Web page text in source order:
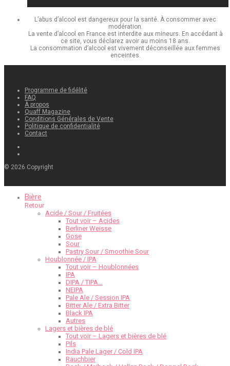
L’abus d’alcool est dangereux pour la santé. À consommer avec
modération.
La vente d’alcool en France est interdite aux mineurs. En accédant à
ce site, vous déclarez avoir au moins 18 ans.
La consommation d’alcool est vivement déconseillée aux femmes
enceintes.
Programme de fidélité
FAQ
À propos
Quaff Magazine
Conditions Générales de Vente
Politique de confidentialité
Contact
© 2026 Copyright
Bière
Retour
Acide / Sour / Fruitées
Tout voir – Acides
Berliner Weisse
Gose
Sour
Pastry Sour / Smoothie Sour
Houblonnée / IPA
Tout voir – Houblonnées
IPA
DIPA / TIPA…
NEIPA
Pale Ale / Session IPA
Bitter Ale / Extra Bitter
Black IPA
Autres
Lagers et bières de blé
Tout voir – Lagers et bières de blé
Pils
India Pale Lager / Cold IPA
Rauchbier